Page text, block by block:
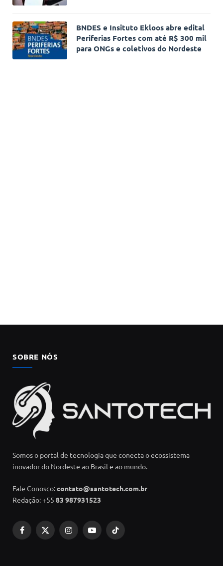
BNDES e Insituto Ekloos abre edital
Periferias Fortes com até R$ 300 mil
para ONGs e coletivos do Nordeste
SOBRE NÓS
Somos o portal de tecnologia que conecta o ecossistema
inovador do Nordeste ao Brasil e ao mundo.
Fale Conosco:contato@santotech.com.br
Redação: +55 83 987931523
Facebook
X
InstagramYouTubeTikTok